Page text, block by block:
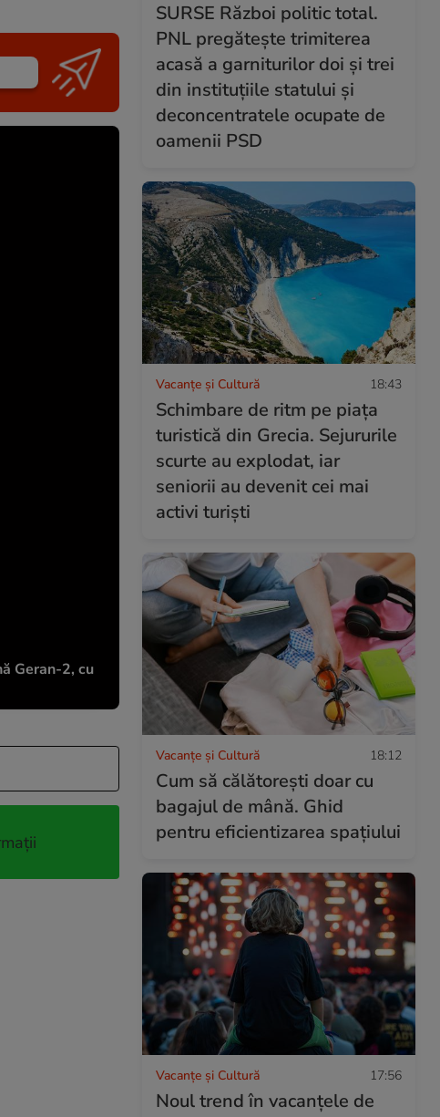
Geran-2, cu
SURSE Război politic total.
PNL pregătește trimiterea
acasă a garniturilor doi și trei
din instituțiile statului și
deconcentratele ocupate de
oamenii PSD
Vacanțe și Cultură 18:43
Schimbare de ritm pe piața
turistică din Grecia. Sejururile
scurte au explodat, iar
seniorii au devenit cei mai
activi turiști
Vacanțe și Cultură 18:12
Cum să călătoreşti doar cu
bagajul de mână. Ghid
pentru eficientizarea spaţiului
Vacanțe și Cultură 17:56
Noul trend în vacanțele de